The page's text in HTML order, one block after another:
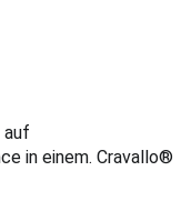
auf
in einem. Cravallo®